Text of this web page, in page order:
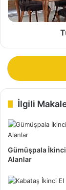
bakımından
satılabilsin.
İlgili
Gümüşpala
Alanlar